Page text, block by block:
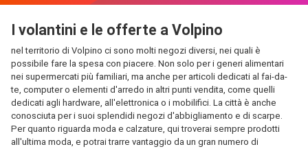
I volantini e le offerte a Volpino
nel territorio di Volpino ci sono molti negozi diversi, nei quali è
possibile fare la spesa con piacere. Non solo per i generi alimentari
nei supermercati più familiari, ma anche per articoli dedicati al fai-da-
te, computer o elementi d'arredo in altri punti vendita, come quelli
dedicati agli hardware, all'elettronica o i mobilifici. La città è anche
conosciuta per i suoi splendidi negozi d'abbigliamento e di scarpe.
Per quanto riguarda moda e calzature, qui troverai sempre prodotti
all'ultima moda, e potrai trarre vantaggio da un gran numero di